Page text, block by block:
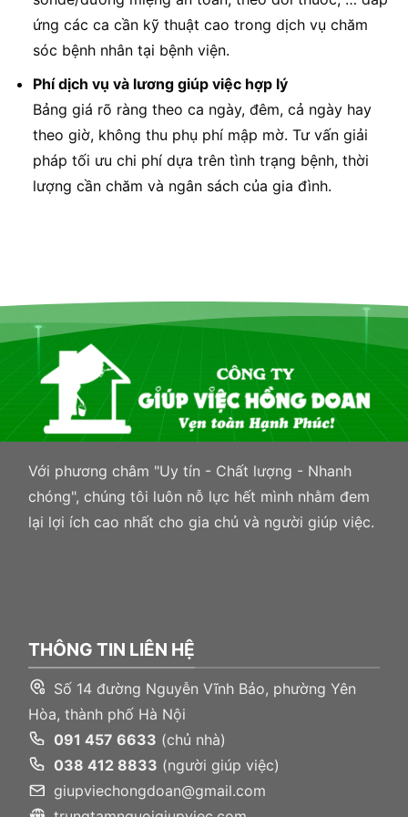
ứng các ca cần kỹ thuật cao trong dịch vụ chăm
sóc bệnh nhân tại bệnh viện.
Phí dịch vụ và lương giúp việc hợp lý
Bảng giá rõ ràng theo ca ngày, đêm, cả ngày hay
theo giờ, không thu phụ phí mập mờ. Tư vấn giải
pháp tối ưu chi phí dựa trên tình trạng bệnh, thời
lượng cần chăm và ngân sách của gia đình.
Với phương châm "Uy tín - Chất lượng - Nhanh
chóng", chúng tôi luôn nỗ lực hết mình nhằm đem
lại lợi ích cao nhất cho gia chủ và người giúp việc.
THÔNG TIN LIÊN HỆ
Số 14 đường Nguyễn Vĩnh Bảo, phường Yên
Hòa, thành phố Hà Nội
091 457 6633 (chủ nhà)
038 412 8833 (người giúp việc)
giupviechongdoan@gmail.com